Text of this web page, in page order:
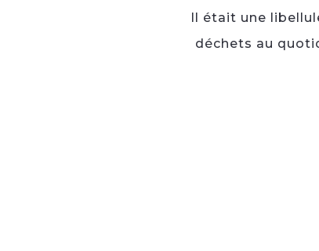
Il était une
déchets au